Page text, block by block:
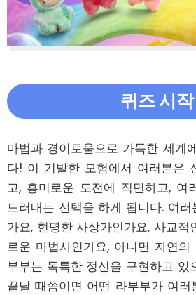
퀴즈 시작
마법과 경이로움으로 가득한 세계
다! 이 기발한 모험에서 여러분은
고, 흥미로운 도전에 직면하고, 여
드러내는 선택을 하게 됩니다. 여
가요, 현명한 사상가인가요, 사교적
로운 마법사인가요, 아니면 자연
부부는 독특한 정신을 구현하고 있
끝날 때쯤이면 어떤 라부부가 여러